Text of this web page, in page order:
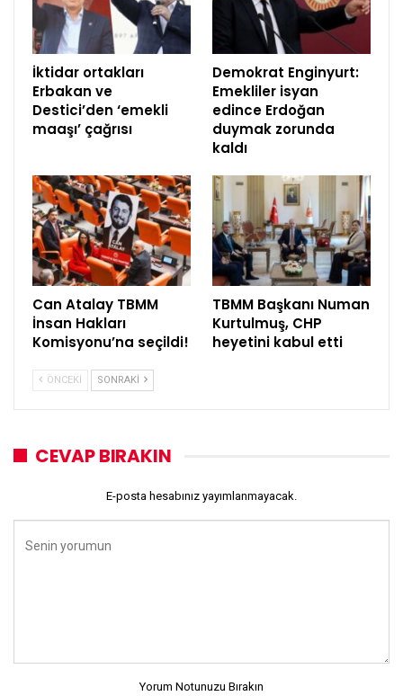
İktidar ortakları
Erbakan ve
Destici’den ‘emekli
maaşı’ çağrısı
Demokrat Enginyurt:
Emekliler isyan
edince Erdoğan
duymak zorunda
kaldı
Can Atalay TBMM
İnsan Hakları
Komisyonu’na seçildi!
TBMM Başkanı Numan
Kurtulmuş, CHP
heyetini kabul etti
ÖNCEKI SONRAKI
CEVAP BIRAKIN
E-posta hesabınız yayımlanmayacak.
Yorum Notunuzu Bırakın